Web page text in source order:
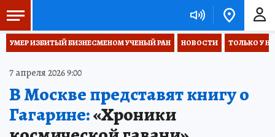
УМЕР ИЗБИТЫЙ БИЗНЕСМЕНОМ УЧЕНЫЙ РАН НОВОСТИ ТОЛЬКО У
7 апреля 2026 9:00
В Москве представят книгу о
Гагарине:«Хроники